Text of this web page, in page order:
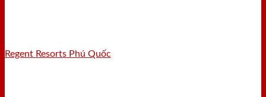
Regent Resorts Phú Quốc